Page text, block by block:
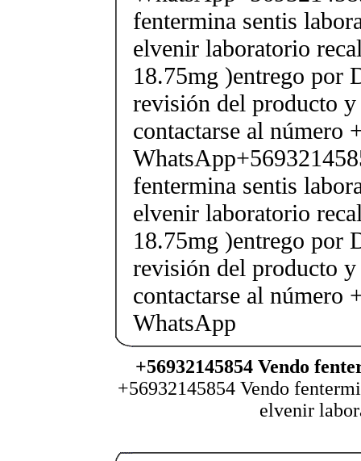
fentermina sentis
elvenir laboratorio
18.75mg )entrego por
revisión del producto
contactarse al número
fentermina sentis
elvenir laboratorio
18.75mg )entrego por
revisión del producto
contactarse al número
WhatsApp
+56932145854 Vendo
+56932145854 Vendo
elvenir